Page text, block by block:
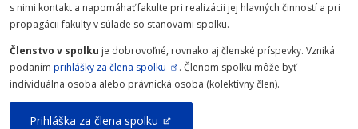
s nimi kontakt a napomáhať fakulte pri realizácii jej hlavných činností a pri
propagácii fakulty v súlade so stanovami spolku.
Členstvo v spolku je dobrovoľné, rovnako aj členské príspevky. Vzniká
podaním prihlášky za člena spolku
. Členom spolku môže byť
individuálna osoba alebo právnická osoba (kolektívny člen).
Prihláška za člena spolku